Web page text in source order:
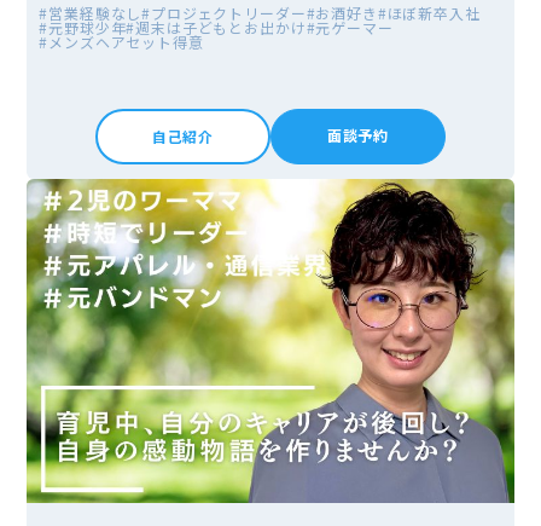
#営業経験なし#プロジェクトリーダー#お酒好き#ほぼ新卒入社
#元野球少年#週末は子どもとお出かけ#元ゲーマー
#メンズヘアセット得意
自己紹介 面談予約